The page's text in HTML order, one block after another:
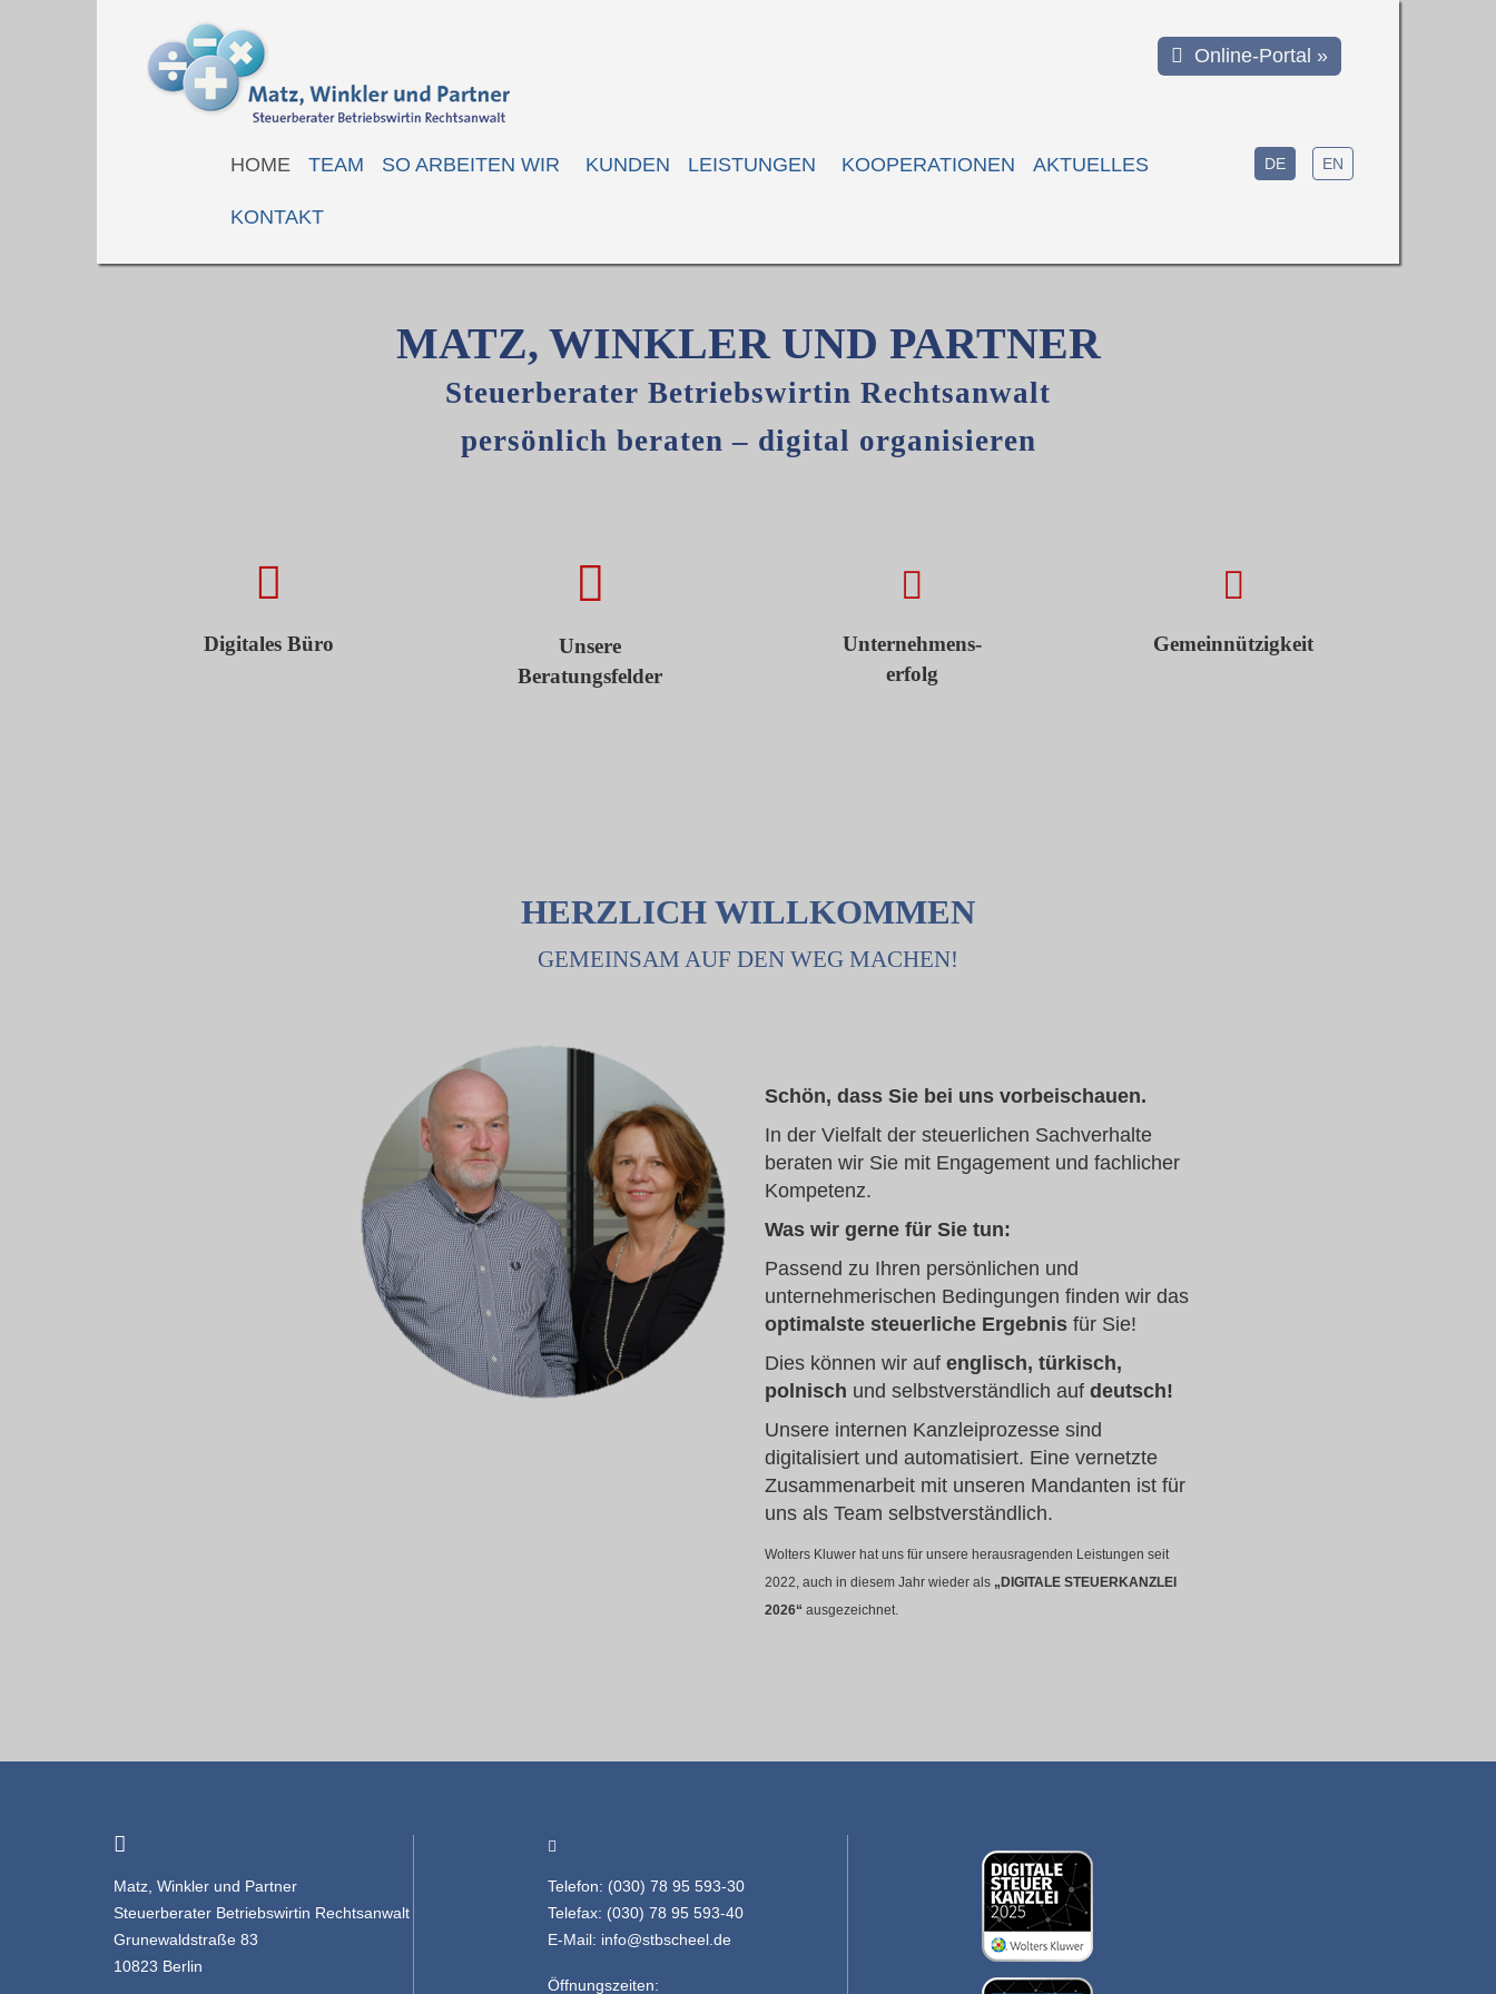
Online-Portal »
HOME TEAM SO ARBEITEN WIR KUNDEN LEISTUNGEN KOOPERATIONEN AKTUELLES
KONTAKT
DE EN
MATZ, WINKLER UND PARTNER
Steuerberater Betriebswirtin Rechtsanwalt
persönlich beraten – digital organisieren
Digitales Büro
Unsere
Beratungsfelder
Unternehmens-
erfolg
Gemeinnützigkeit
HERZLICH WILLKOMMEN
GEMEINSAM AUF DEN WEG MACHEN!
Schön, dass Sie bei uns vorbeischauen.
In der Vielfalt der steuerlichen Sachverhalte
beraten wir Sie mit Engagement und fachlicher
Kompetenz.
Was wir gerne für Sie tun:
Passend zu Ihren persönlichen und
unternehmerischen Bedingungen finden wir das
optimalste steuerliche Ergebnis für Sie!
Dies können wir auf englisch, türkisch,
polnisch und selbstverständlich auf deutsch!
Unsere internen Kanzleiprozesse sind
digitalisiert und automatisiert. Eine vernetzte
Zusammenarbeit mit unseren Mandanten ist für
uns als Team selbstverständlich.
Wolters Kluwer hat uns für unsere herausragenden Leistungen seit
2022, auch in diesem Jahr wieder als „DIGITALE STEUERKANZLEI
2026“ ausgezeichnet.
Matz, Winkler und Partner
Steuerberater Betriebswirtin Rechtsanwalt
Grunewaldstraße 83
10823 Berlin
Telefon: (030) 78 95 593-30
Telefax: (030) 78 95 593-40
E-Mail: info@stbscheel.de
Öffnungszeiten: